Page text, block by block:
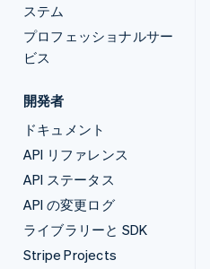
ステム
プロフェッショナルサー
ビス
開発者
ドキュメント
API リファレンス
API ステータス
API の変更ログ
ライブラリーと SDK
Stripe Projects